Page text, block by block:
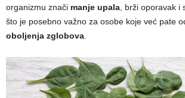
organizmu znači manje upala , brži oporavak i
što je posebno važno za osobe koje već pate
oboljenja zglobova